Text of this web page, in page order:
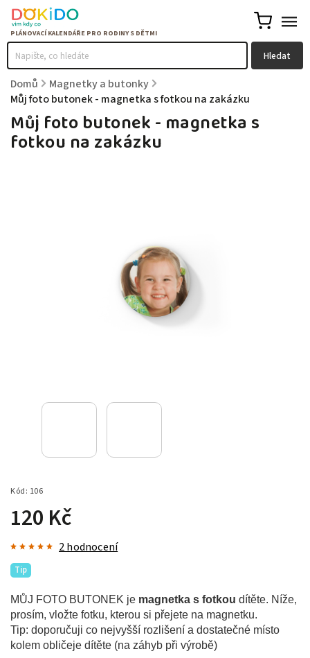
Hledat
Domů / Magnetky a butonky /
Můj foto butonek - magnetka s fotkou na zakázku
Můj foto butonek - magnetka s
fotkou na zakázku
Kód: 106
120 Kč
Tip
2 hodnocení
MŮJ FOTO BUTONEK je magnetka s fotkou dítěte. Níže,
prosím, vložte fotku, kterou si přejete na magnetku.
Tip: doporučuji co nejvyšší rozlišení a dostatečné místo
kolem obličeje dítěte (na záhyb při výrobě)